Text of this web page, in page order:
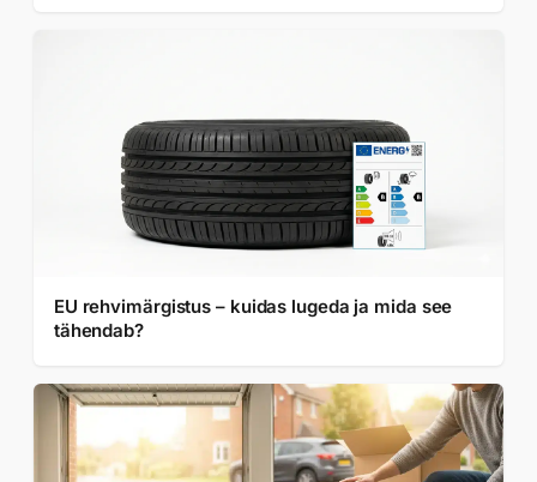
EU rehvimärgistus – kuidas lugeda ja mida see
tähendab?